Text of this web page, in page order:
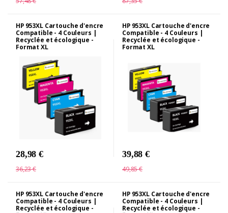
HP 953XL Cartouche d'encre
Compatible - 4 Couleurs |
Recyclée et écologique -
Format XL
28,98 €
36,23 €
HP 953XL Cartouche d'encre
Compatible - 4 Couleurs |
Recyclée et écologique -
Format XL
39,88 €
49,85 €
HP 953XL Cartouche d'encre
Compatible - 4 Couleurs |
Recyclée et écologique -
HP 953XL Cartouche d'encre
Compatible - 4 Couleurs |
Recyclée et écologique -